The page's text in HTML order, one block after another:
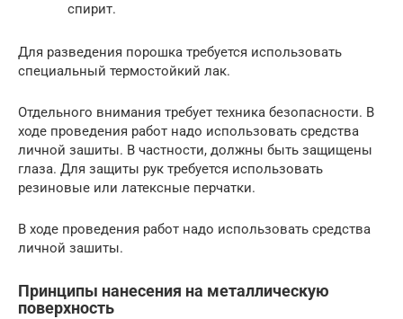
спирит.
Для разведения порошка требуется использовать
специальный термостойкий лак.
Отдельного внимания требует техника безопасности. В
ходе проведения работ надо использовать средства
личной зашиты. В частности, должны быть защищены
глаза. Для защиты рук требуется использовать
резиновые или латексные перчатки.
В ходе проведения работ надо использовать средства
личной зашиты.
Принципы нанесения на металлическую
поверхность